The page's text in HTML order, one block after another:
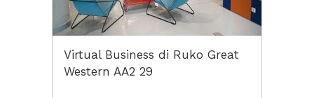
Virtual Business di Ruko Great
Western AA2 29